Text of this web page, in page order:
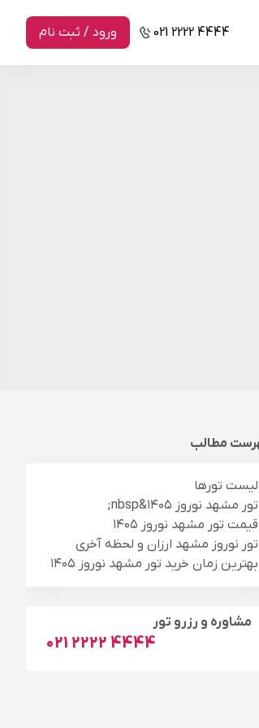
021 2222 4444 ورود / ثبت نام
مطالب
لیست تورها
تور مشهد نوروز ۱۴۰۵&nbsp;
قیمت تور مشهد نوروز ۱۴۰۵
تور نوروز مشهد ارزان و لحظه آخری
بهترین زمان خرید تور مشهد نوروز ۱۴۰۵
مشاوره و رزرو تور
021 2222 4444